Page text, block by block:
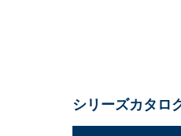
シリーズカタロ